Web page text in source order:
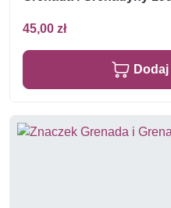
45,00 zł